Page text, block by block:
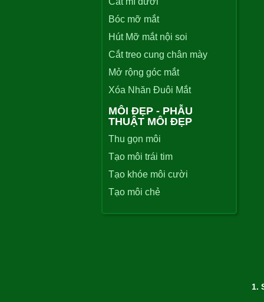
Bóc mỡ mắt
Hút Mỡ mắt nội soi
Cắt treo cung chân mày
Mở rộng góc mắt
Xóa Nhăn Đuôi Mắt
MÔI ĐẸP - PHẪU
THUẬT MÔI ĐẸP
Thu gọn môi
Tạo môi trái tim
Tạo khóe môi cười
Tạo môi chẻ
1.